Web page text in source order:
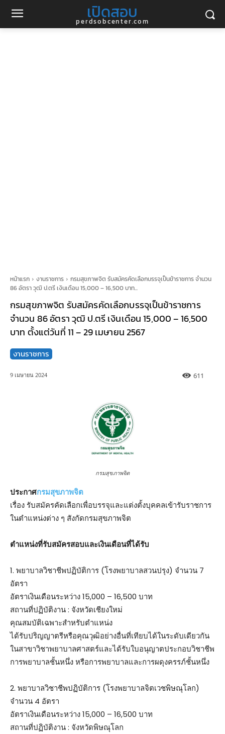
เปิดสอบ
perdsobcenter.com
หน้าแรก งานราชการ
กรมสุขภาพจิต รับสมัครคัดเลือกบรรจุเป็นข้าราชการ จำนวน
86 อัตรา วุฒิ ป.ตรี เงินเดือน 15,000 – 16,500 บาท...
กรมสุขภาพจิต รับสมัครคัดเลือกบรรจุเป็นข้าราชการ
จำนวน 86 อัตรา วุฒิ ป.ตรี เงินเดือน 15,000 – 16,500
บาท ตั้งแต่วันที่ 11 – 29 เมษายน 2567
งานราชการ
9 เมษายน 2024 611
กรมสุขภาพจิต
ประกาศกรมสุขภาพจิต
เรื่อง รับสมัครคัดเลือกเพื่อบรรจุและแต่งตั้งบุคคลเข้ารับราชการ
ในตำแหน่งต่าง ๆ สังกัดกรมสุขภาพจิต
ตําแหน่งที่รับสมัครสอบและเงินเดือนที่ได้รับ
1. พยาบาลวิชาชีพปฏิบัติการ (โรงพยาบาลสวนปรุง) จำนวน 7
อัตรา
อัตราเงินเดือนระหว่าง 15,000 – 16,500 บาท
สถานที่ปฏิบัติงาน : จังหวัดเชียงใหม่
คุณสมบัติเฉพาะสำหรับตำแหน่ง
ได้รับปริญญาตรีหรือคุณวุฒิอย่างอื่นที่เทียบได้ในระดับเดียวกัน
ในสาขาวิชาพยาบาลศาสตร์และได้รับใบอนุญาตประกอบวิชาชีพ
การพยาบาลชั้นหนึ่ง หรือการพยาบาลและการผดุงครรภ์ชั้นหนึ่ง
2. พยาบาลวิชาชีพปฏิบัติการ (โรงพยาบาลจิตเวชพิษณุโลก)
จำนวน 4 อัตรา
อัตราเงินเดือนระหว่าง 15,000 – 16,500 บาท
สถานที่ปฏิบัติงาน : จังหวัดพิษณุโลก